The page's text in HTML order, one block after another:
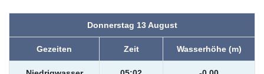
Donnerstag 13 August
Gezeiten Zeit Wasserhöhe (m)